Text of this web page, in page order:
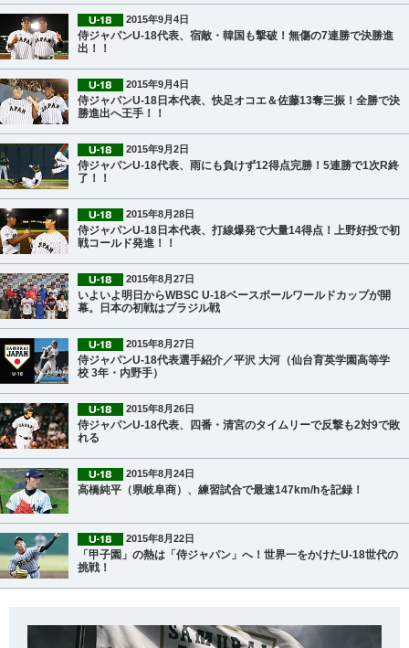
2015年9月4日
侍ジャパンU-18代表、宿敵・韓国も撃破！無傷の7連勝で決勝進
出！！
2015年9月4日
侍ジャパンU-18日本代表、快足オコエ＆佐藤13奪三振！全勝で決
勝進出へ王手！！
2015年9月2日
侍ジャパンU-18代表、雨にも負けず12得点完勝！5連勝で1次R終
了！！
2015年8月28日
侍ジャパンU-18日本代表、打線爆発で大量14得点！上野好投で初
戦コールド発進！！
2015年8月27日
いよいよ明日からWBSC U-18ベースボールワールドカップが開
幕。日本の初戦はブラジル戦
2015年8月27日
侍ジャパンU-18代表選手紹介／平沢 大河（仙台育英学園高等学
校 3年・内野手）
2015年8月26日
侍ジャパンU-18代表、四番・清宮のタイムリーで反撃も2対9で敗
れる
2015年8月24日
高橋純平（県岐阜商）、練習試合で最速147km/hを記録！
2015年8月22日
「甲子園」の熱は「侍ジャパン」へ！世界一をかけたU-18世代の
挑戦！